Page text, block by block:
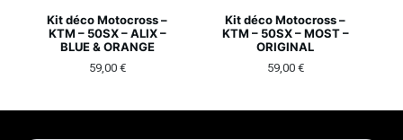
Kit déco Motocross –
KTM – 50SX – ALIX –
BLUE & ORANGE
59,00 €
Kit déco Motocross –
KTM – 50SX – MOST –
ORIGINAL
59,00 €